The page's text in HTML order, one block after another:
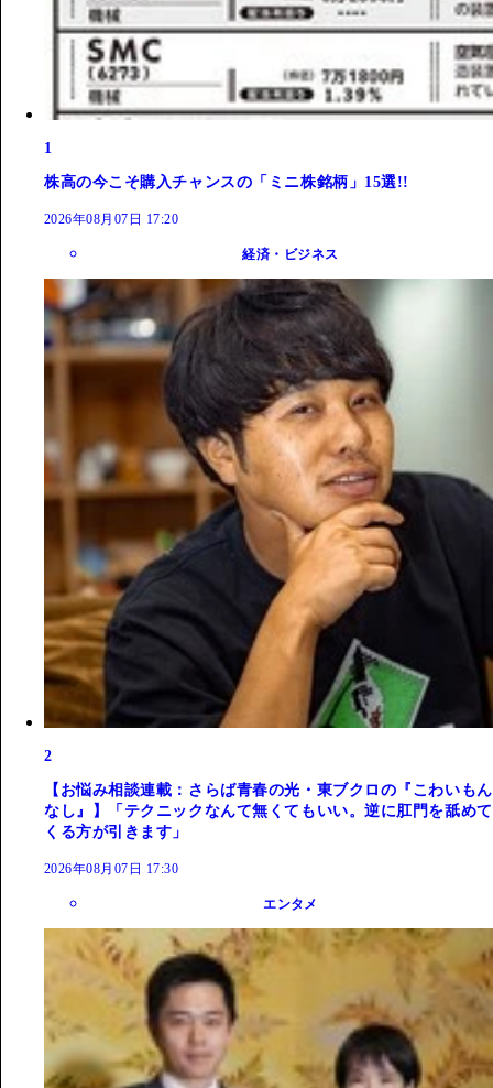
1
株高の今こそ購入チャンスの「ミニ株銘柄」15選!!
2026年08月07日 17:20
経済・ビジネス
2
【お悩み相談連載：さらば青春の光・東ブクロの『こわいもん
なし』】「テクニックなんて無くてもいい。逆に肛門を舐めて
くる方が引きます」
2026年08月07日 17:30
エンタメ